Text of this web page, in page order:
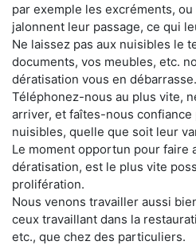
par exemple les excréments,
jalonnent leur passage, ce qui
Ne laissez pas aux nuisibles le
documents, vos meubles, etc.
dératisation vous en débarrasse.
Téléphonez-nous au plus vite,
arriver, et faîtes-nous confiance
nuisibles, quelle que soit leur
Le moment opportun pour faire
dératisation, est le plus vite
prolifération.
Nous venons travailler aussi
ceux travaillant dans la
etc., que chez des particuliers.